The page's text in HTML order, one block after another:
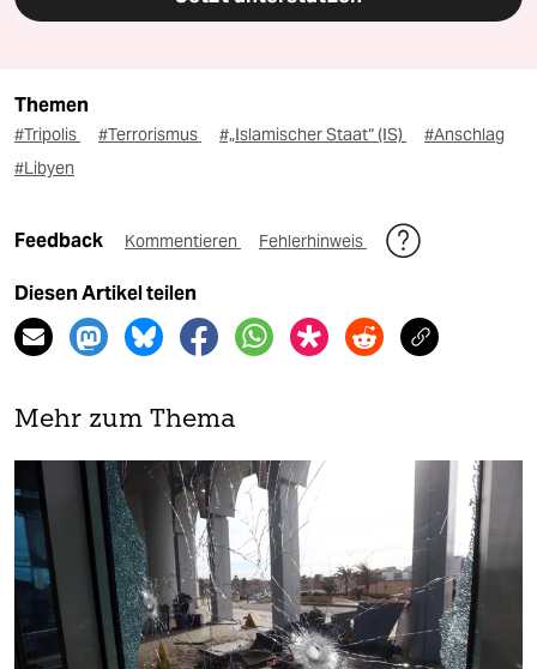
Themen
#Tripolis #Terrorismus #„Islamischer Staat“ (IS)
#Anschlag
#Libyen
Feedback Kommentieren Fehlerhinweis
Diesen Artikel teilen
Mehr zum Thema